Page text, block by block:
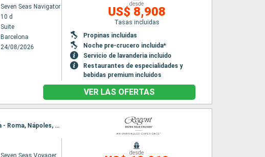
Seven Seas Navigator
10 d
Suite
Barcelona
24/08/2026
desde
US$ 8,908
Tasas incluidas
Propinas incluidas
Noche pre-crucero incluida*
Servicio de lavanderia incluido
Restaurantes de especialidades y
bebidas premium incluidos
VER LAS OFERTAS
Itinerario : Barcelona, Palamos, Sete, Toulon, La Spezia, Salerno, Civitavecchia - Roma, Nápoles, Messine, La Valetta, La Goulette, Cagliari, Palma de Mallorca, Barcelona
Seven Seas Voyager
desde